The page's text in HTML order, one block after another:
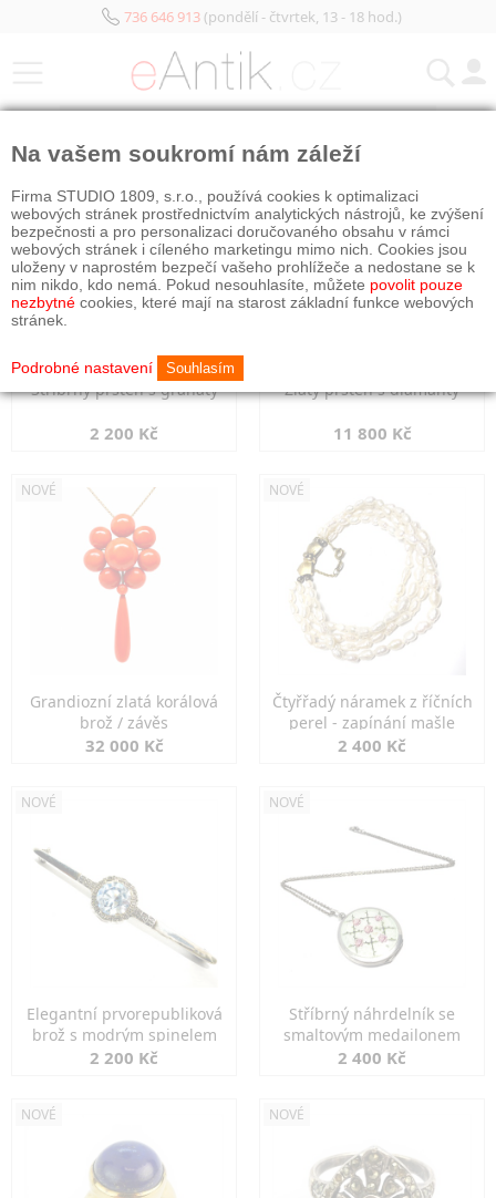
736 646 913(pondělí - čtvrtek, 13 - 18 hod.)
Stříbrný prsten s granáty
2 200 Kč
Zlatý prsten s diamanty
11 800 Kč
NOVÉ
Grandiozní zlatá korálová
brož / závěs
32 000 Kč
NOVÉ
Čtyřřadý náramek z říčních
perel - zapínání mašle
2 400 Kč
NOVÉ
Elegantní prvorepubliková
brož s modrým spinelem
2 200 Kč
NOVÉ
Stříbrný náhrdelník se
smaltovým medailonem
2 400 Kč
NOVÉ NOVÉ
Na vašem soukromí nám záleží
Firma STUDIO 1809, s.r.o., používá cookies k optimalizaci
webových stránek prostřednictvím analytických nástrojů, ke zvýšení
bezpečnosti a pro personalizaci doručovaného obsahu v rámci
webových stránek i cíleného marketingu mimo nich. Cookies jsou
uloženy v naprostém bezpečí vašeho prohlížeče a nedostane se k
nim nikdo, kdo nemá. Pokud nesouhlasíte, můžete povolit pouze
nezbytné cookies, které mají na starost základní funkce webových
stránek.
Podrobné nastavení Souhlasím